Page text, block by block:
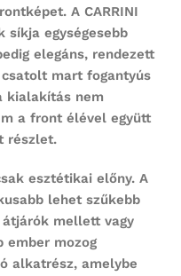
A CARRINI
síkja egységesebb
elegáns, rendezett
mart fogantyús
kialakítás nem
a front élével együtt
részlet.
esztétikai előny. A
lehet szűkebb
átjárók mellett vagy
ember mozog
alkatrész, amelybe